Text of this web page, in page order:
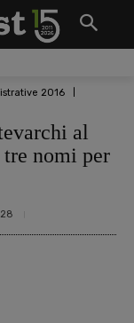
2016
al
nomi per